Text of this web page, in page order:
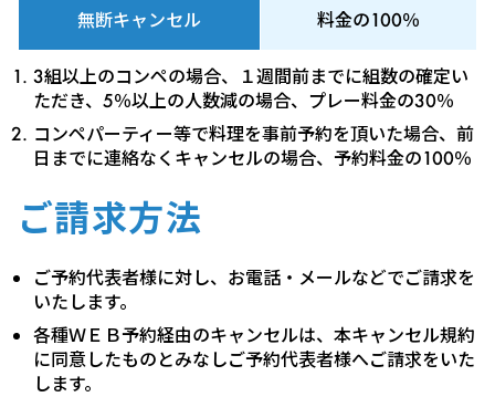
無断キャンセル 料金の100％
3組以上のコンペの場合、１週間前までに組数の確定い
ただき、5％以上の人数減の場合、プレー料金の30％
コンペパーティー等で料理を事前予約を頂いた場合、前
日までに連絡なくキャンセルの場合、予約料金の100％
ご請求方法
ご予約代表者様に対し、お電話・メールなどでご請求を
いたします。
各種ＷＥＢ予約経由のキャンセルは、本キャンセル規約
に同意したものとみなしご予約代表者様へご請求をいた
します。